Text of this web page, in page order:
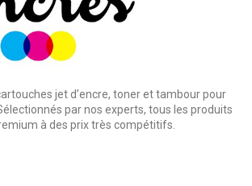
jet d’encre, toner et tambour pour
par nos experts, tous les produits
à des prix très compétitifs.